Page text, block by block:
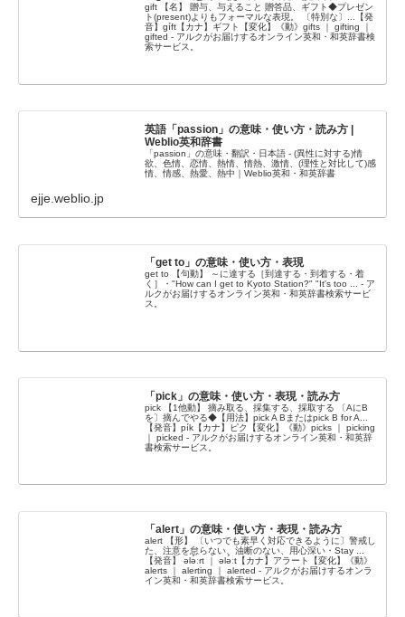
gift 【名】 贈与、与えること 贈答品、ギフト◆プレゼン
ト(present)よりもフォーマルな表現。 〔特別な〕...【発
音】gíft【カナ】ギフト【変化】《動》gifts ｜ gifting ｜
gifted - アルクがお届けするオンライン英和・和英辞書検
索サービス。
英語「passion」の意味・使い方・読み方 |
Weblio英和辞書
「passion」の意味・翻訳・日本語 - (異性に対する)情
欲、色情、恋情、熱情、情熱、激情、(理性と対比して)感
情、情感、熱愛、熱中｜Weblio英和・和英辞書
ejje.weblio.jp
「get to」の意味・使い方・表現
get to 【句動】 ～に達する［到達する・到着する・着
く］・"How can I get to Kyoto Station?" "It's too ... - ア
ルクがお届けするオンライン英和・和英辞書検索サービ
ス。
「pick」の意味・使い方・表現・読み方
pick 【1他動】 摘み取る、採集する、採取する 〔AにB
を〕摘んでやる◆【用法】pick A Bまたはpick B for A...
【発音】pík【カナ】ピク【変化】《動》picks ｜ picking
｜ picked - アルクがお届けするオンライン英和・和英辞
書検索サービス。
「alert」の意味・使い方・表現・読み方
alert 【形】 〔いつでも素早く対応できるように〕警戒し
た、注意を怠らない、油断のない、用心深い・Stay ...
【発音】 ələ́ːrt ｜ ələ́ːt【カナ】アラート【変化】《動》
alerts ｜ alerting ｜ alerted - アルクがお届けするオンラ
イン英和・和英辞書検索サービス。